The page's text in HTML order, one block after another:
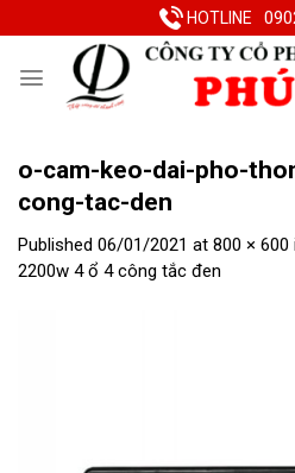
to
HOTLINE
o-cam-keo-dai-pho-
cong-tac-den
Published 06/01/2021 at 800 × 600
2200w 4 ổ 4 công tắc đen